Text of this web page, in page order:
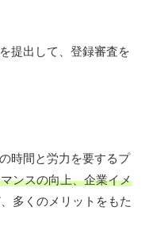
提出して、登録審査を
時間と労力を要するプ
ンスの向上、企業イメ
多くのメリットをもた